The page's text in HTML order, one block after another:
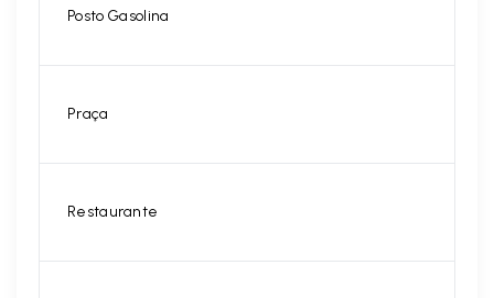
Posto Gasolina
Praça
Restaurante